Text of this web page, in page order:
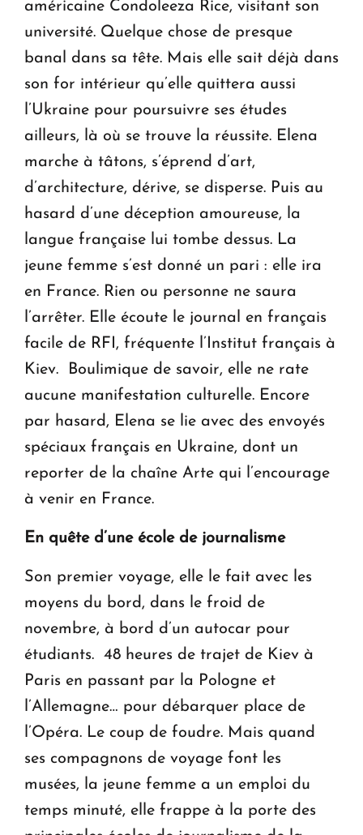
américaine Condoleeza Rice, visitant son
université. Quelque chose de presque
banal dans sa tête. Mais elle sait déjà dans
son for intérieur qu’elle quittera aussi
l’Ukraine pour poursuivre ses études
ailleurs, là où se trouve la réussite. Elena
marche à tâtons, s’éprend d’art,
d’architecture, dérive, se disperse. Puis au
hasard d’une déception amoureuse, la
langue française lui tombe dessus. La
jeune femme s’est donné un pari : elle ira
en France. Rien ou personne ne saura
l’arrêter. Elle écoute le journal en français
facile de RFI, fréquente l’Institut français à
Kiev. Boulimique de savoir, elle ne rate
aucune manifestation culturelle. Encore
par hasard, Elena se lie avec des envoyés
spéciaux français en Ukraine, dont un
reporter de la chaîne Arte qui l’encourage
à venir en France.
En quête d’une école de journalisme
Son premier voyage, elle le fait avec les
moyens du bord, dans le froid de
novembre, à bord d’un autocar pour
étudiants. 48 heures de trajet de Kiev à
Paris en passant par la Pologne et
l’Allemagne… pour débarquer place de
l’Opéra. Le coup de foudre. Mais quand
ses compagnons de voyage font les
musées, la jeune femme a un emploi du
temps minuté, elle frappe à la porte des